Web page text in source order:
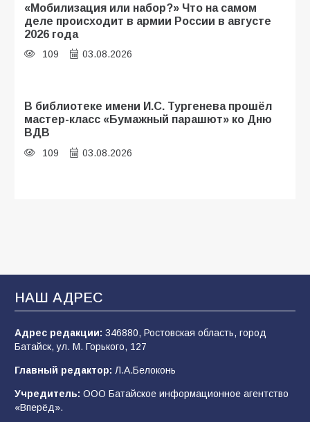
«Мобилизация или набор?» Что на самом
деле происходит в армии России в августе
2026 года
109 03.08.2026
В библиотеке имени И.С. Тургенева прошёл
мастер-класс «Бумажный парашют» ко Дню
ВДВ
109 03.08.2026
В Батайске продолжаются дорожные работы
107 04.08.2026
В детском саду № 35 дети освоили
строительные профессии в ходе
спортивного праздника
90
НАШ АДРЕС
Адрес редакции: 346880, Ростовская область, город
Батайск, ул. М. Горького, 127
Главный редактор: Л.А.Белоконь
Учредитель: ООО Батайское информационное агентство
«Вперёд».